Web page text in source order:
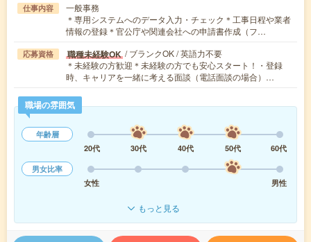
仕事内容
一般事務
＊専用システムへのデータ入力・チェック＊工事日程や業者
情報の登録＊官公庁や関連会社への申請書作成（フ…
応募資格 職種未経験OK / ブランクOK / 英語力不要
＊未経験の方歓迎＊未経験の方でも安心スタート！・登録
時、キャリアを一緒に考える面談（電話面談の場合）…
職場の雰囲気
年齢層
20代
30代 40代 50代
60代
男女比率
女性
男性
もっと見る